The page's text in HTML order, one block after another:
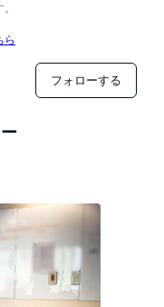
ら
フォローする